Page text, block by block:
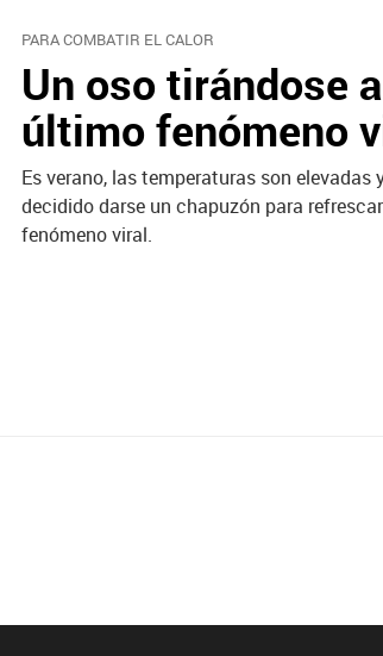
PARA COMBATIR EL CALOR
Un oso tirándose
último fenómeno
Es verano, las temperaturas son
decidido darse un chapuzón para
fenómeno viral.